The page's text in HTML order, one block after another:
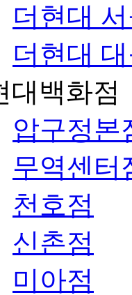
더현대
더현대
대백화점
압구정본
무역센터
천호점
신촌점
미아점